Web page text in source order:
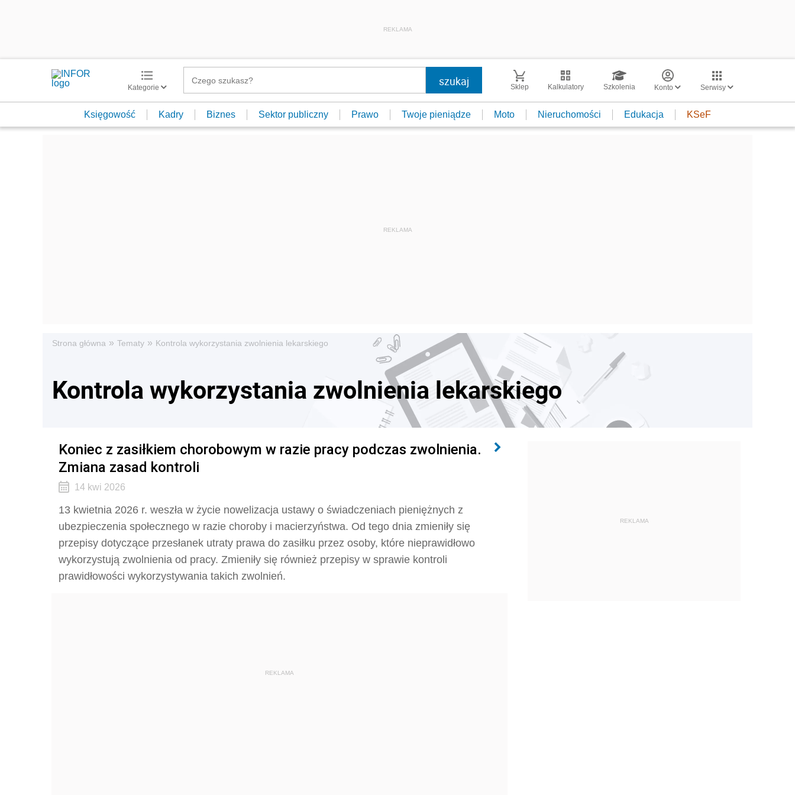
REKLAMA
Kategorie Sklep Kalkulatory Szkolenia Konto Serwisy
Księgowość Kadry Biznes Sektor publiczny Prawo Twoje pieniądze Moto Nieruchomości Edukacja KSeF
Strona główna » Tematy » Kontrola wykorzystania zwolnienia lekarskiego
Kontrola wykorzystania zwolnienia lekarskiego
Koniec z zasiłkiem chorobowym w razie pracy podczas zwolnienia.
Zmiana zasad kontroli
14 kwi 2026
13 kwietnia 2026 r. weszła w życie nowelizacja ustawy o świadczeniach pieniężnych z
ubezpieczenia społecznego w razie choroby i macierzyństwa. Od tego dnia zmieniły się
przepisy dotyczące przesłanek utraty prawa do zasiłku przez osoby, które nieprawidłowo
wykorzystują zwolnienia od pracy. Zmieniły się również przepisy w sprawie kontroli
prawidłowości wykorzystywania takich zwolnień.
REKLAMA
REKLAMA